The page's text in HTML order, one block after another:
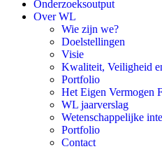
Onderzoeksoutput
Over WL
Wie zijn we?
Doelstellingen
Visie
Kwaliteit, Veiligheid
Portfolio
Het Eigen Vermogen
WL jaarverslag
Wetenschappelijke
Portfolio
Contact